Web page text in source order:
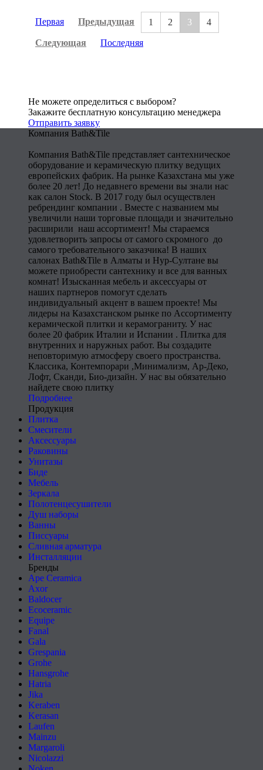
Первая Предыдущая 1 2 3 4
Следующая Последняя
Не можете определиться с выбором?
Закажите бесплатную консультацию менеджера
Отправить заявку
Компания Bath&Tile
Компания Bath&Tile представляет сантехническое
оборудование и керамическую плитку ведущих
европейских фабрик. На рынке Казахстана мы уже
более 20 лет! До недавнего времени вы знали нас
как салон Stock. В 2017 году был осуществлен
ребрендинг компании . Вместе с названием мы
увеличили наши торговые площади и значительно
расширили наш ассортимент! Мы стараемся
удовлетворить запросы от самого скромного до
самого требовательного заказчика! В наших
салонах Bath&Tile в Алматы и Нур-Султане вы
можете приобрести сантехнику и все для ванных
комнат! Изысканная мебель и аксессуары от
наших партнеров помогут сделать
индивидуальный акцент в вашем проекте! Мы
лидеры на Казахстанском рынке по Ассортименту
керамической плитки и керамограниту. У нас
более 20 фабрик Италии и Испании . Плитка для
внутренних и наружных работ. Вы создадите
неповторимую атмосферу своего пространства.
Классика, Контемпорари ,Минимализм, Ар-Деко,
Лофт, Сканди, Био-дизайн. У нас вы обязательно
найдете свою плитку
Подробнее
Продукция
Плитка
Смесители
Аксессуары
Раковины
Унитазы
Биде
Мебель
Зеркала
Полотенцесушители
Душ наборы
Ванны
Писсуары
Сливная арматура
Инсталляции
Бренды
Ape Ceramica
Axor
Baldocer
Ecoceramic
Equipe
Fanal
Gala
Grespania
Grohe
Hansgrohe
Hatria
Jika
Keraben
Kerasan
Laufen
Mainzu
Margaroli
Nicolazzi